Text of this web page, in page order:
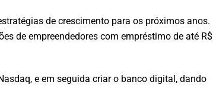
de crescimento para os próximos anos.
de empreendedores com empréstimo de até R$
e em seguida criar o banco digital, dando